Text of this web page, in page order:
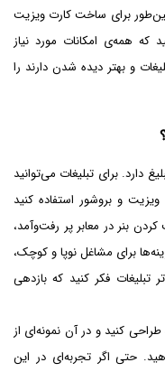
برای ساخت کارت ویزیت
که همه‌ی امکانات مورد نیاز
و بهتر دیده شدن دارند را
دارد. برای تبلیغات می‌توانید
و بروشور استفاده کنید
بنر در معابر پر رفت‌وآمد،
برای مشاغل نوپا و کوچک،
فکر کنید که بازدهی
کنید و در آن نمونه‌ای از
حتی اگر تجربه‌ای در این